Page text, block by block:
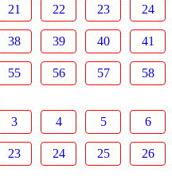
21 22 23 24
38 39 40 41
55 56 57 58
3 4 5 6
23 24 25 26